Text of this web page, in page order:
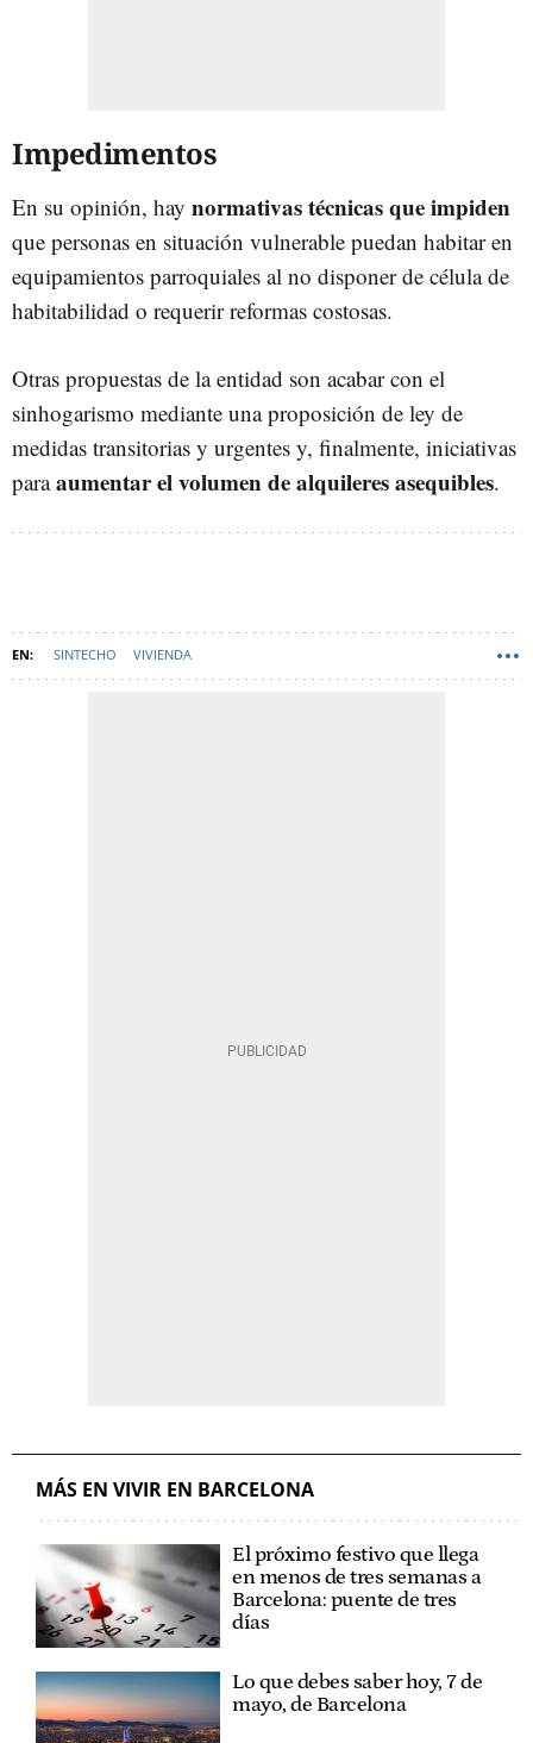
Impedimentos
En su opinión, hay normativas técnicas que impiden
que personas en situación vulnerable puedan habitar en
equipamientos parroquiales al no disponer de célula de
habitabilidad o requerir reformas costosas.
Otras propuestas de la entidad son acabar con el
sinhogarismo mediante una proposición de ley de
medidas transitorias y urgentes y, finalmente, iniciativas
paraaumentar el volumen de alquileres asequibles.
SINTECHO VIVIENDA
MÁS EN VIVIR EN BARCELONA
El próximo festivo que llega
en menos de tres semanas a
Barcelona: puente de tres
días
Lo que debes saber hoy, 7 de
mayo, de Barcelona